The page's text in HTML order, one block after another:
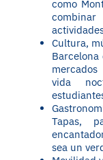
como
Cultura,
Barcelona
vida
Tapas,
sea un